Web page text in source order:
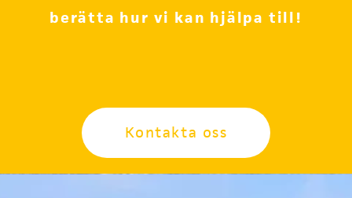
berätta hur vi kan hjälpa till!
Kontakta oss